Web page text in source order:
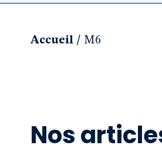
Accueil / M6
Nos